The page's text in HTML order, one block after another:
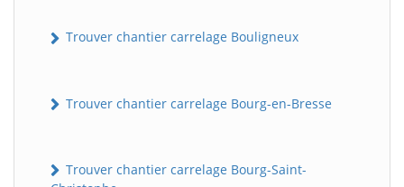
Trouver chantier carrelage Bouligneux
Trouver chantier carrelage Bourg-en-Bresse
Trouver chantier carrelage Bourg-Saint-